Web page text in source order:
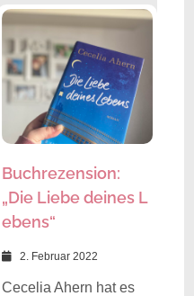
Buchrezension:
„Die Liebe deines L
ebens“
2. Februar 2022
Cecelia Ahern hat es